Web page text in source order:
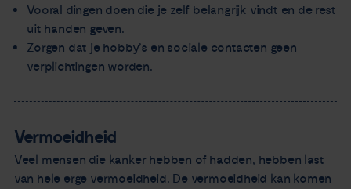
Vooral dingen doen die je zelf belangrijk vindt en de rest
uit handen geven.
Zorgen dat je hobby’s en sociale contacten geen
verplichtingen worden.
Vermoeidheid
Veel mensen die kanker hebben of hadden, hebben last
van hele erge vermoeidheid. De vermoeidheid kan komen